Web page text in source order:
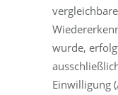
wurde,
Einwilligung